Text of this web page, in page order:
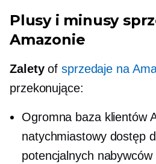
Plusy i minusy
Amazonie
Zaletyofsprzedaje na
przekonujące:
Ogromna baza klientów
natychmiastowy dostęp
potencjalnych